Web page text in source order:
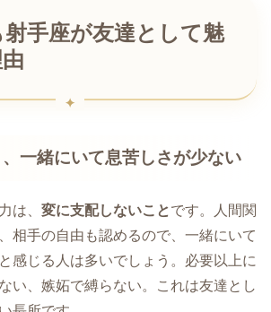
手座が友達として魅
一緒にいて息苦しさが少ない
は、 変に支配しないことです。人間関
相手の自由も認めるので、一緒にいて
感じる人は多いでしょう。必要以上に
い、嫉妬で縛らない。これは友達とし